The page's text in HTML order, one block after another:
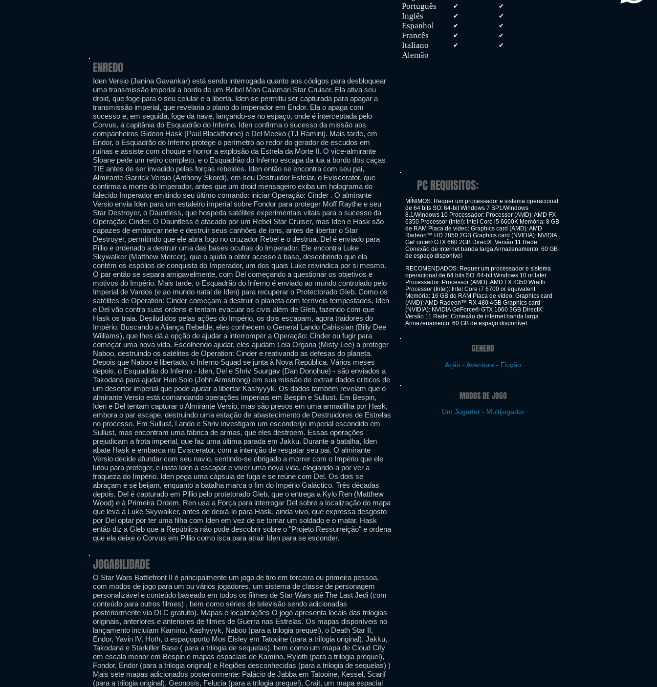
ENREDO
Iden Versio (Janina Gavankar) está sendo interrogada quanto aos códigos para desbloquear
uma transmissão imperial a bordo de um Rebel Mon Calamari Star Cruiser. Ela ativa seu
droid, que foge para o seu celular e a liberta. Iden se permitiu ser capturada para apagar a
transmissão imperial, que revelaria o plano do imperador em Endor. Ela o apaga com
sucesso e, em seguida, foge da nave, lançando-se no espaço, onde é interceptada pelo
Corvus, a capitânia do Esquadrão do Inferno. Iden confirma o sucesso da missão aos
companheiros Gideon Hask (Paul Blackthorne) e Del Meeko (TJ Ramini). Mais tarde, em
Endor, o Esquadrão do Inferno protege o perímetro ao redor do gerador de escudos em
ruínas e assiste com choque e horror a explosão da Estrela da Morte II. O vice-almirante
Sloane pede um retiro completo, e o Esquadrão do Inferno escapa da lua a bordo dos caças
TIE antes de ser invadido pelas forças rebeldes. Iden então se encontra com seu pai,
Almirante Garrick Versio (Anthony Skordi), em seu Destruidor Estelar, o Eviscerator, que
confirma a morte do Imperador, antes que um droid mensageiro exiba um holograma do
falecido Imperador emitindo seu último comando: iniciar Operação: Cinder . O almirante
Versio envia Iden para um estaleiro imperial sobre Fondor para proteger Moff Raythe e seu
Star Destroyer, o Dauntless, que hospeda satélites experimentais vitais para o sucesso da
Operação: Cinder. O Dauntless é atacado por um Rebel Star Cruiser, mas Iden e Hask são
capazes de embarcar nele e destruir seus canhões de íons, antes de libertar o Star
Destroyer, permitindo que ele abra fogo no cruzador Rebel e o destrua. Del é enviado para
Pillio e ordenado a destruir uma das bases ocultas do Imperador. Ele encontra Luke
Skywalker (Matthew Mercer), que o ajuda a obter acesso à base, descobrindo que ela
contém os espólios de conquista do Imperador, um dos quais Luke reivindica por si mesmo.
O par então se separa amigavelmente, com Del começando a questionar os objetivos e
motivos do Império. Mais tarde, o Esquadrão do Inferno é enviado ao mundo controlado pelo
Imperial de Vardos (e ao mundo natal de Iden) para recuperar o Protectorado Gleb. Como os
satélites de Operation: Cinder começam a destruir o planeta com terríveis tempestades, Iden
e Del vão contra suas ordens e tentam evacuar os civis além de Gleb, fazendo com que
Hask os traia. Desiludidos pelas ações do Império, os dois escapam, agora traidores do
Império. Buscando a Aliança Rebelde, eles conhecem o General Lando Calrissian (Billy Dee
Williams), que lhes dá a opção de ajudar a interromper a Operação: Cinder ou fugir para
começar uma nova vida. Escolhendo ajudar, eles ajudam Leia Organa (Misty Lee) a proteger
Naboo, destruindo os satélites de Operation: Cinder e reativando as defesas do planeta.
Depois que Naboo é libertado, o Inferno Squad se junta à Nova República. Vários meses
depois, o Esquadrão do Inferno - Iden, Del e Shriv Suurgav (Dan Donohue) - são enviados a
Takodana para ajudar Han Solo (John Armstrong) em sua missão de extrair dados críticos de
um desertor imperial que pode ajudar a libertar Kashyyyk. Os dados também revelam que o
almirante Versio está comandando operações imperiais em Bespin e Sullust. Em Bespin,
Iden e Del tentam capturar o Almirante Versio, mas são presos em uma armadilha por Hask,
embora o par escape, destruindo uma estação de abastecimento de Destruidores de Estrelas
no processo. Em Sullust, Lando e Shriv investigam um esconderijo imperial escondido em
Sullust, mas encontram uma fábrica de armas, que eles destroem. Essas operações
prejudicam a frota imperial, que faz uma última parada em Jakku. Durante a batalha, Iden
abate Hask e embarca no Eviscerator, com a intenção de resgatar seu pai. O almirante
Versio decide afundar com seu navio, sentindo-se obrigado a morrer com o Império que ele
lutou para proteger, e insta Iden a escapar e viver uma nova vida, elogiando-a por ver a
fraqueza do Império. Iden pega uma cápsula de fuga e se reúne com Del. Os dois se
abraçam e se beijam, enquanto a batalha marca o fim do Império Galáctico. Três décadas
depois, Del é capturado em Pillio pelo protetorado Gleb, que o entrega a Kylo Ren (Matthew
Wood) e à Primeira Ordem. Ren usa a Força para interrogar Del sobre a localização do mapa
que leva a Luke Skywalker, antes de deixá-lo para Hask, ainda vivo, que expressa desgosto
por Del optar por ter uma filha com Iden em vez de se tornar um soldado e o matar. Hask
então diz a Gleb que a República não pode descobrir sobre o "Projeto Ressurreição" e ordena
que ela deixe o Corvus em Pillio como isca para atrair Iden para se esconder.
JOGABILIDADE
O Star Wars Battlefront II é principalmente um jogo de tiro em terceira ou primeira pessoa,
com modos de jogo para um ou vários jogadores, um sistema de classe de personagem
personalizável e conteúdo baseado em todos os filmes de Star Wars até The Last Jedi (com
conteúdo para outros filmes) , bem como séries de televisão sendo adicionadas
posteriormente via DLC gratuito). Mapas e localizações O jogo apresenta locais das trilogias
originais, anteriores e anteriores de filmes de Guerra nas Estrelas. Os mapas disponíveis no
lançamento incluíam Kamino, Kashyyyk, Naboo (para a trilogia prequel), o Death Star II,
Endor, Yavin IV, Hoth, o espaçoporto Mos Eisley em Tatooine (para a trilogia original), Jakku,
Takodana e Starkiller Base ( para a trilogia de sequelas), bem como um mapa de Cloud City
em escala menor em Bespin e mapas espaciais de Kamino, Ryloth (para a trilogia prequel),
Fondor, Endor (para a trilogia original) e Regiões desconhecidas (para a trilogia de sequelas) )
Mais sete mapas adicionados posteriormente: Palácio de Jabba em Tatooine, Kessel, Scarif
(para a trilogia original), Geonosis, Felucia (para a trilogia prequel), Crait, um mapa espacial
Português
Inglês
Espanhol
Francês
Italiano
Alemão
✔
✔
✔
✔
✔
✔
✔
✔
✔
✔
PC REQUISITOS:
MÍNIMOS: Requer um processador e sistema operacional
de 64 bits SO: 64-bit Windows 7 SP1/Windows
8.1/Windows 10 Processador: Processor (AMD): AMD FX
6350 Processor (Intel): Intel Core i5 6600K Memória: 8 GB
de RAM Placa de vídeo: Graphics card (AMD): AMD
Radeon™ HD 7850 2GB Graphics card (NVIDIA): NVIDIA
GeForce® GTX 660 2GB DirectX: Versão 11 Rede:
Conexão de internet banda larga Armazenamento: 60 GB
de espaço disponível
RECOMENDADOS: Requer um processador e sistema
operacional de 64 bits SO: 64-bit Windows 10 or later
Processador: Processor (AMD): AMD FX 8350 Wraith
Processor (Intel): Intel Core i7 6700 or equivalent
Memória: 16 GB de RAM Placa de vídeo: Graphics card
(AMD): AMD Radeon™ RX 480 4GB Graphics card
(NVIDIA): NVIDIA GeForce® GTX 1060 3GB DirectX:
Versão 11 Rede: Conexão de internet banda larga
Armazenamento: 60 GB de espaço disponível
GENERO
Ação - Aventura - Ficção
MODOS DE JOGO
Um Jogador - Multijogador